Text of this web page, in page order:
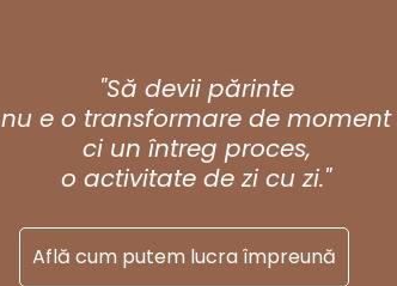
"Să devii părinte
nu e o transformare de moment
ci un întreg proces,
o activitate de zi cu zi."
Află cum putem lucra împreună